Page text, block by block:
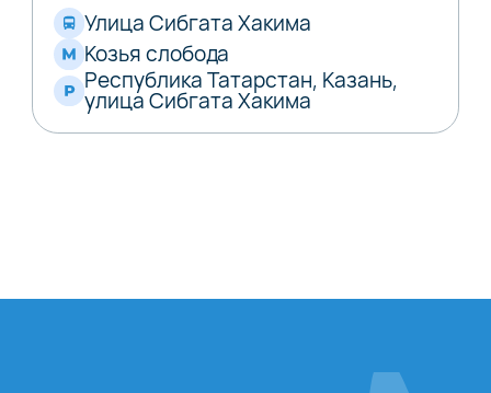
Улица Сибгата Хакима
Козья слобода
Республика Татарстан, Казань,
улица Сибгата Хакима